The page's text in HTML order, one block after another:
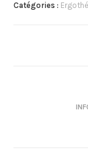
Catégories :